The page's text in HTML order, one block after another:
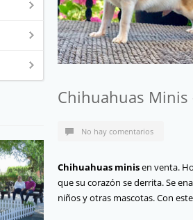
Chihuahuas Minis
No hay comentarios
Chihuahuas minisen venta.
que su corazón se derrita. Se
niños y otras mascotas. Con este